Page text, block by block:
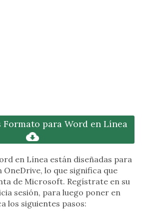
para Word en Línea
en Línea están diseñadas para
OneDrive, lo que significa que
de Microsoft. Regístrate en su
sesión, para luego poner en
los siguientes pasos: